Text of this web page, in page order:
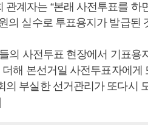
관계자는 “본래 사전투표를 하
의 실수로 투표용지가 발급된
의 사전투표 현장에서 기표용
더해 본선거일 사전투표자에
의 부실한 선거관리가 또다시